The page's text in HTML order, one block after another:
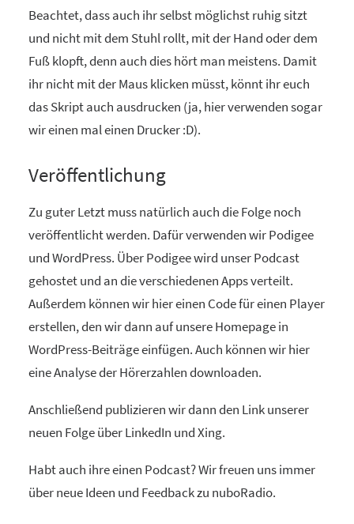
Beachtet, dass auch ihr selbst möglichst ruhig sitzt
und nicht mit dem Stuhl rollt, mit der Hand oder dem
Fuß klopft, denn auch dies hört man meistens. Damit
ihr nicht mit der Maus klicken müsst, könnt ihr euch
das Skript auch ausdrucken (ja, hier verwenden sogar
wir einen mal einen Drucker :D).
Veröffentlichung
Zu guter Letzt muss natürlich auch die Folge noch
veröffentlicht werden. Dafür verwenden wir Podigee
und WordPress. Über Podigee wird unser Podcast
gehostet und an die verschiedenen Apps verteilt.
Außerdem können wir hier einen Code für einen Player
erstellen, den wir dann auf unsere Homepage in
WordPress-Beiträge einfügen. Auch können wir hier
eine Analyse der Hörerzahlen downloaden.
Anschließend publizieren wir dann den Link unserer
neuen Folge über LinkedIn und Xing.
Habt auch ihre einen Podcast? Wir freuen uns immer
über neue Ideen und Feedback zu nuboRadio.